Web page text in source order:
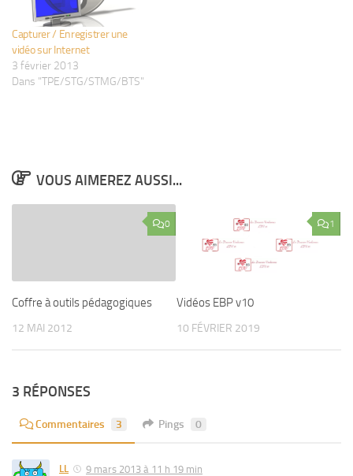
Capturer / Enregistrer une
vidéo sur Internet
3 février 2013
Dans "TPE/STG/STMG/BTS"
VOUS AIMEREZ AUSSI...
0
Coffre à outils pédagogiques
12 MAI 2012
1
Vidéos EBP v10
10 FÉVRIER 2019
3 RÉPONSES
Commentaires 3 Pings 0
LL
9 mars 2013 à 11 h 19 min